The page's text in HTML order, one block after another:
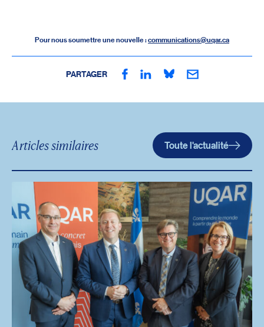
Pour nous soumettre une nouvelle :communications@uqar.ca
PARTAGER
Articles similaires Toute l'actualité